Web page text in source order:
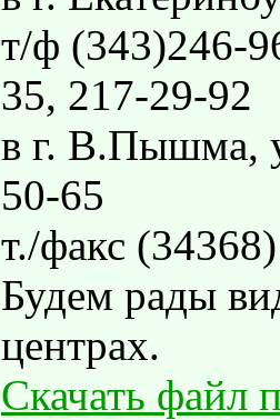
т/ф (343)246-
35, 217-29-92
в г. В.Пышма,
50-65
т./факс
Будем рады
центрах.
Скачать файл